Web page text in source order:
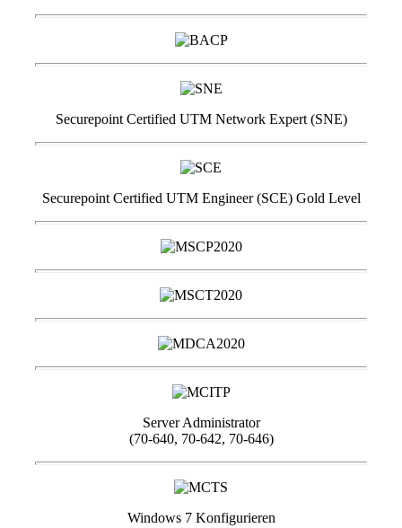
Securepoint Certified UTM Network Expert (SNE)
Securepoint Certified UTM Engineer (SCE) Gold Level
Server Administrator
(70-640, 70-642, 70-646)
Windows 7 Konfigurieren